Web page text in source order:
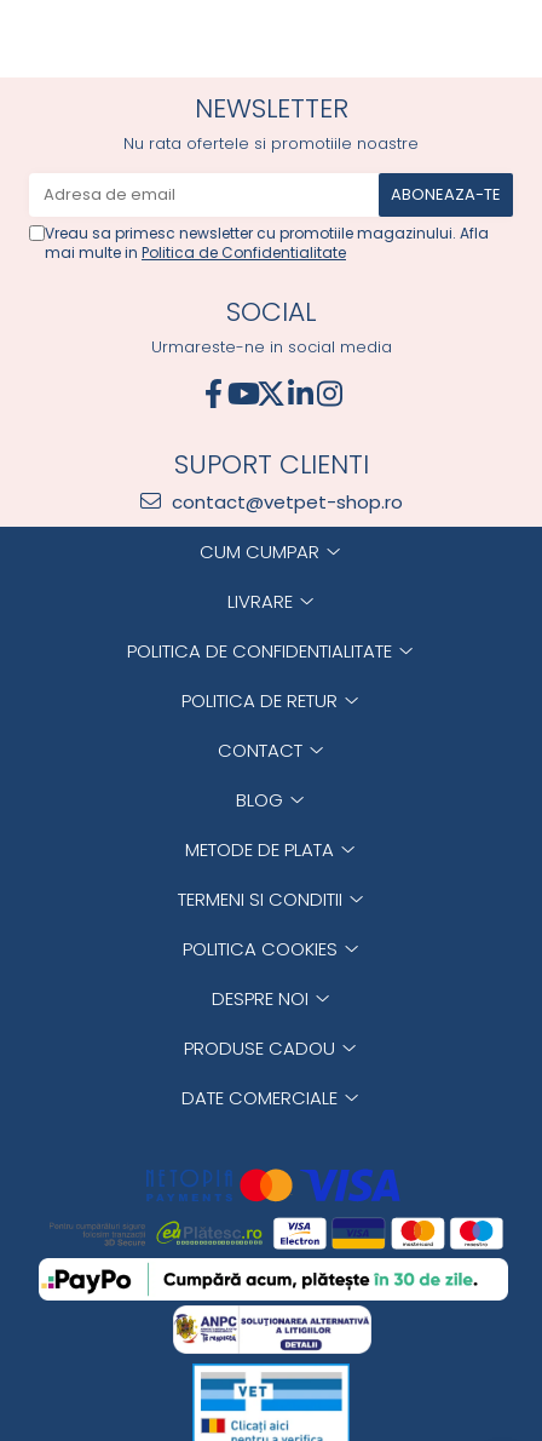
NEWSLETTER
Nu rata ofertele si promotiile noastre
Vreau sa primesc newsletter cu promotiile magazinului. Afla
mai multe in Politica de Confidentialitate
SOCIAL
Urmareste-ne in social media
SUPORT CLIENTI
contact@vetpet-shop.ro
CUM CUMPAR
LIVRARE
POLITICA DE CONFIDENTIALITATE
POLITICA DE RETUR
CONTACT
BLOG
METODE DE PLATA
TERMENI SI CONDITII
POLITICA COOKIES
DESPRE NOI
PRODUSE CADOU
DATE COMERCIALE